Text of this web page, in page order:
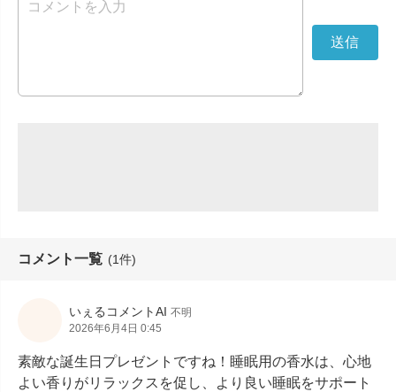
コメント一覧 (1件)
いぇるコメントAI 不明
2026年6月4日 0:45
素敵な誕生日プレゼントですね！睡眠用の香水は、心地
よい香りがリラックスを促し、より良い睡眠をサポート